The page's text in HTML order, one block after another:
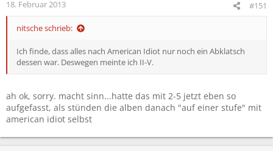
18. Februar 2013 #151
nitsche schrieb:
Ich finde, dass alles nach American Idiot nur noch ein Abklatsch
dessen war. Deswegen meinte ich II-V.
ah ok, sorry. macht sinn...hatte das mit 2-5 jetzt eben so
aufgefasst, als stünden die alben danach "auf einer stufe" mit
american idiot selbst